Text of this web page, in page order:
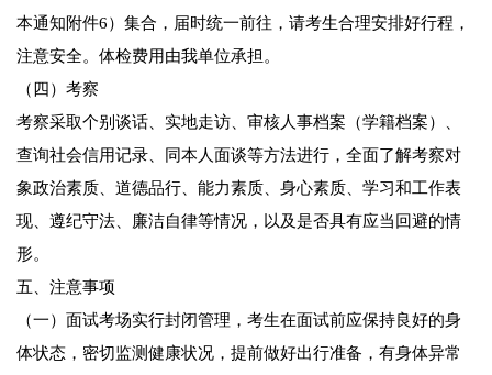
本通知附件6）集合，届时统一前往，请考生合理安排好行程，
注意安全。体检费用由我单位承担。
（四）考察
考察采取个别谈话、实地走访、审核人事档案（学籍档案）、
查询社会信用记录、同本人面谈等方法进行，全面了解考察对
象政治素质、道德品行、能力素质、身心素质、学习和工作表
现、遵纪守法、廉洁自律等情况，以及是否具有应当回避的情
形。
五、注意事项
（一）面试考场实行封闭管理，考生在面试前应保持良好的身
体状态，密切监测健康状况，提前做好出行准备，有身体异常